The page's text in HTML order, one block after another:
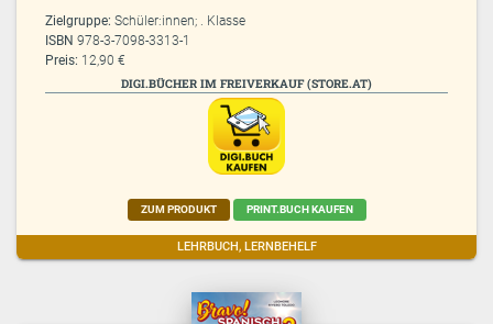
Zielgruppe:Schüler:innen; . Klasse
ISBN978-3-7098-3313-1
Preis: 12,90 €
DIGI.BÜCHER IM FREIVERKAUF (STORE.AT)
ZUM PRODUKT PRINT.BUCH KAUFEN
LEHRBUCH, LERNBEHELF